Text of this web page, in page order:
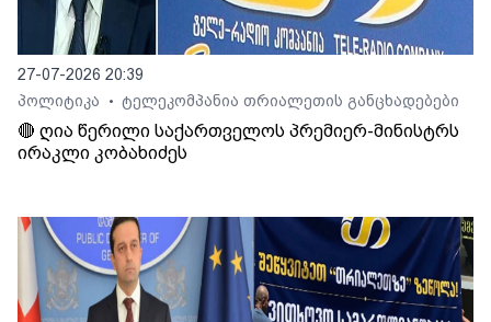
27-07-2026 20:39
პოლიტიკა
• ტელეკომპანია თრიალეთის განცხადებები
🔴 ღია წერილი საქართველოს პრემიერ-მინისტრს
ირაკლი კობახიძეს